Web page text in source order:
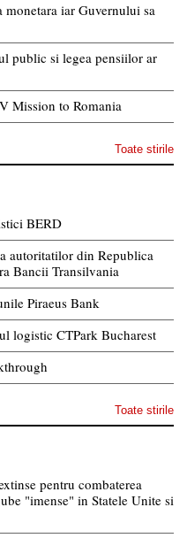
iar Guvernului sa
public si legea pensiilor ar
Mission to Romania
Toate stirile
BERD
autoritatilor din Republica
Bancii Transilvania
Piraeus Bank
logistic CTPark Bucharest
Toate stirile
pentru combaterea
"imense" in Statele Unite si